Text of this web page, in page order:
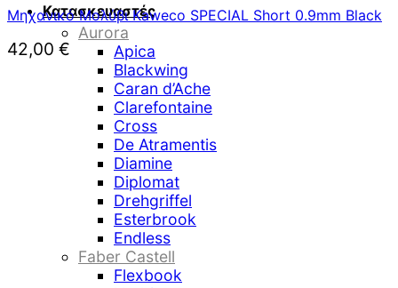
Κατασκευαστές
Aurora
Apica
Blackwing
Caran d’Ache
Clarefontaine
Cross
De Atramentis
Diamine
Diplomat
Drehgriffel
Esterbrook
Endless
Faber Castell
Flexbook
Μηχανικό Μολύβι Kaweco SPECIAL Short 0.9mm Black
42,00 €